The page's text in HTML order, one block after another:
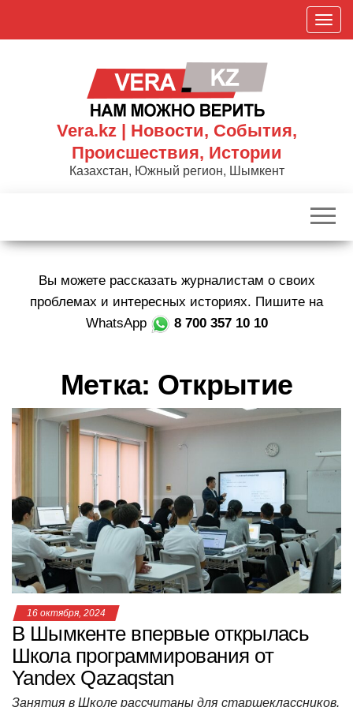
П
о
к
р
и
Vera.kz | Новости, События,
Происшествия, Истории
Казахстан, Южный регион, Шымкент
Вы можете рассказать журналистам о своих
проблемах и интересных историях. Пишите на
WhatsApp
8 700 357 10 10
Метка: Открытие
16 октября, 2024
В Шымкенте впервые открылась
Школа программирования от
Yandex Qazaqstan
Занятия в Школе рассчитаны для старшеклассников.